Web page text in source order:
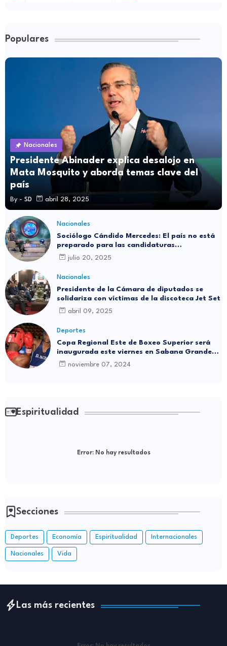
Populares
Nacionales
Presidente Abinader explica desalojo en
Mata Mosquito y aborda temas clave del
país
By - SD abril 28, 2025
Nacionales
Sociólogo Cándido Mercedes: El país no está
preparado para las candidaturas
independientes
julio 20, 2025
Nacionales
Presidente de la Cámara de diputados se
solidariza con víctimas de la discoteca Jet Set
abril 09, 2025
Deportes
Copa Regional Este de Boxeo Superior será
inaugurada este viernes en Sabana Grande
de Boyá
noviembre 07, 2024
Espiritualidad
Error:No hay resultados
Secciones
Deportes Economía Espiritualidad Internacionales
Nacionales Vida
Las más recientes